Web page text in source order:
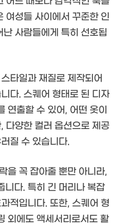
여성들 사이에서 꾸준한 인
사람들에게 특히 선호됩
타일과 재질로 제작되어
다. 스퀘어 형태로 된 디자
연출할 수 있어, 어떤 옷이
다양한 컬러 옵션으로 제공
질 수 있습니다.
을 꼭 잡아줄 뿐만 아니라,
니다. 특히 긴 머리나 복잡
적입니다. 또한, 스퀘어 형
외에도 액세서리로서도 활